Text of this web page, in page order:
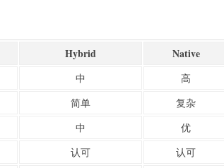
Hybrid Native
中
高
简单
复杂
中
优
认可
认可